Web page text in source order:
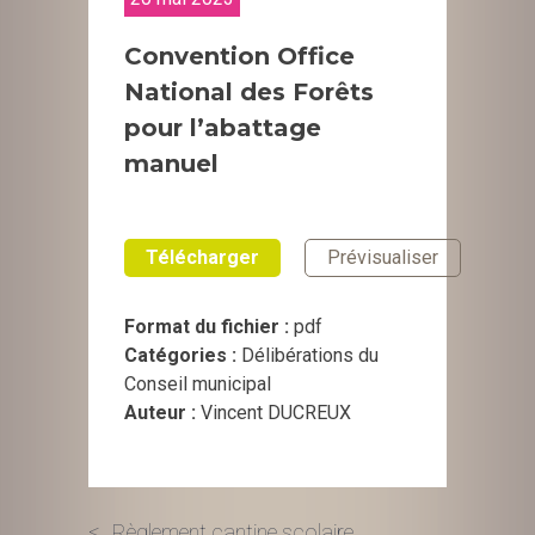
Convention Office
National des Forêts
pour l’abattage
manuel
Télécharger Prévisualiser
Format du fichier : pdf
Catégories : Délibérations du
Conseil municipal
Auteur : Vincent DUCREUX